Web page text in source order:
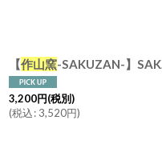
【作山窯-SAKUZAN-】SAKUZAN DAYS Sara ストライプ カップ&ソーサー Stripe Cup&Saucer /リム皿/コーヒーカップ/サラ/カフェ/磁器/日本製/陶器
3,200円(税別)
(税込: 3,520円)